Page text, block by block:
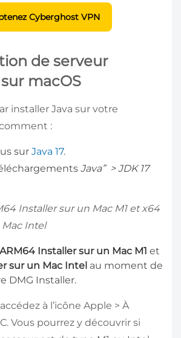
Cyberghost VPN
de serveur
macOS
installer Java sur votre
:
sur Java 17.
Java” > JDK 17
Installer sur un Mac M1 et x64
Intel
ARM64 Installer sur un Mac M1 et
sur un Mac Intel au moment de
DMG Installer.
à l’icône Apple > À
Vous pourrez y découvrir si